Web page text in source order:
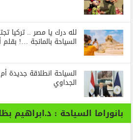
لله درك يا مصر .. تركيا
السياحة بالمانجة …!
السياحة انطلاقة
الجداوي
بانوراما السياحة : د.ابراهيم